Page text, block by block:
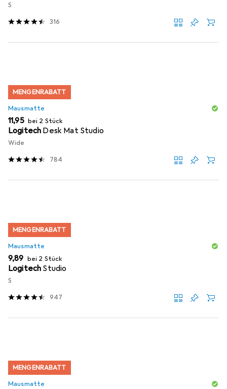
S
316
MENGENRABATT
Mausmatte
EUR
11,95 bei 2 Stück
Logitech Desk Mat Studio
Wide
784
MENGENRABATT
Mausmatte
EUR
9,89 bei 2 Stück
Logitech Studio
S
947
MENGENRABATT
Mausmatte